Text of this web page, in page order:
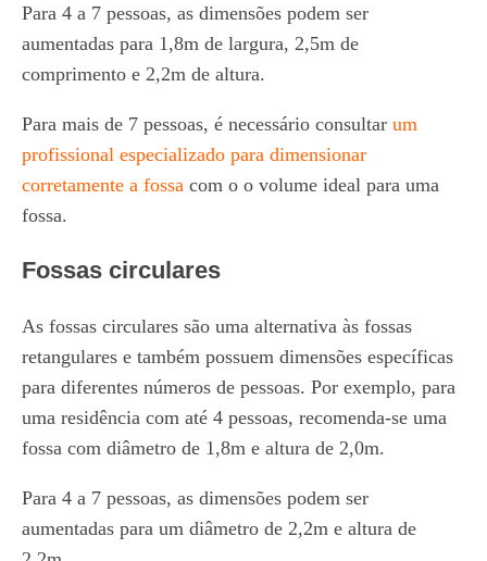
Para 4 a 7 pessoas, as dimensões podem ser
aumentadas para 1,8m de largura, 2,5m de
comprimento e 2,2m de altura.
Para mais de 7 pessoas, é necessário consultar um
profissional especializado para dimensionar
corretamente a fossa com o o volume ideal para uma
fossa.
Fossas circulares
As fossas circulares são uma alternativa às fossas
retangulares e também possuem dimensões específicas
para diferentes números de pessoas. Por exemplo, para
uma residência com até 4 pessoas, recomenda-se uma
fossa com diâmetro de 1,8m e altura de 2,0m.
Para 4 a 7 pessoas, as dimensões podem ser
aumentadas para um diâmetro de 2,2m e altura de